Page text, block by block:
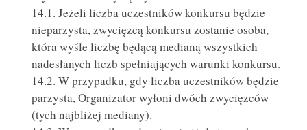
14.1. Jeżeli liczba uczestników konkursu będzie
nieparzysta, zwycięzcą konkursu zostanie osoba,
która wyśle liczbę będącą medianą wszystkich
nadesłanych liczb spełniających warunki konkursu.
14.2. W przypadku, gdy liczba uczestników będzie
parzysta, Organizator wyłoni dwóch zwycięzców
(tych najbliżej mediany).